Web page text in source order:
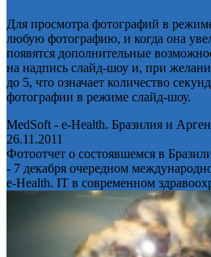
Для просмотра фотографий в
любую фотографию, и когда она
появятся дополнительные
на надпись слайд-шоу и, при
до 5, что означает количество
фотографии в режиме слайд-шоу.
MedSoft - e-Health. Бразилия и
26.11.2011
Фотоотчет о состоявшемся в
- 7 декабря очередном
e-Health. IT в современном